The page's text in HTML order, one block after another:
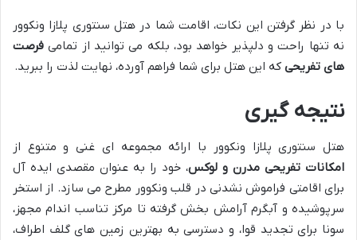
با در نظر گرفتن این نکات، اقامت شما در هتل سنتوری پلازا ونکوور
نه تنها راحت و دلپذیر خواهد بود، بلکه می توانید از تمامی فرصت
های تفریحی که این هتل برای شما فراهم آورده، نهایت لذت را ببرید.
نتیجه گیری
هتل سنتوری پلازا ونکوور با ارائه مجموعه ای غنی و متنوع از
امکانات تفریحی مدرن و لوکس، خود را به عنوان مقصدی ایده آل
برای اقامتی فراموش نشدنی در قلب ونکوور مطرح می سازد. از استخر
سرپوشیده و آبگرم آرامش بخش گرفته تا مرکز تناسب اندام مجهز،
سونا برای تجدید قوا، و دسترسی به بهترین زمین های گلف اطراف،